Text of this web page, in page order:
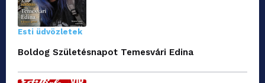
Esti üdvözletek
Boldog Születésnapot Temesvári Edina